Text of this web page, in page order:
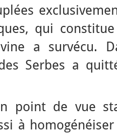
qui
a survécu.
Serbes a
point de vue
à